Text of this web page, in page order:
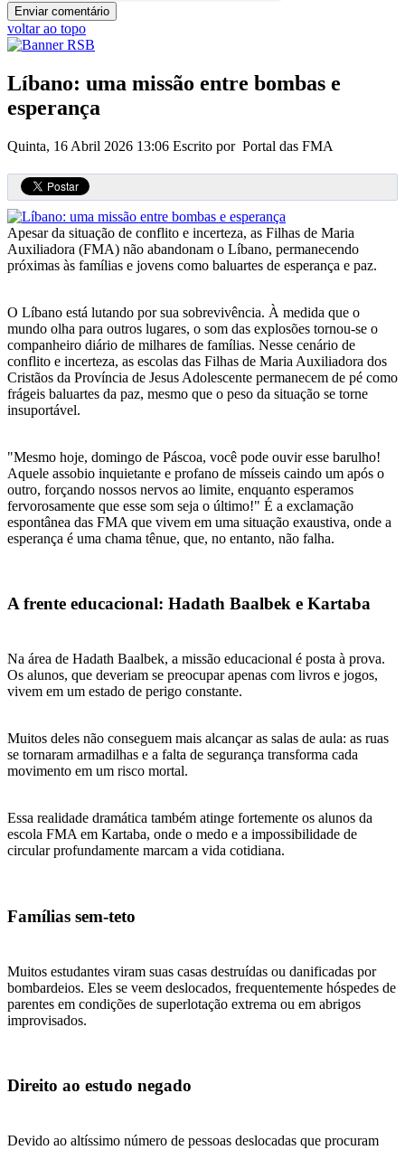
voltar ao topo
Líbano: uma missão entre bombas e
esperança
Quinta, 16 Abril 2026 13:06 Escrito por Portal das FMA
Apesar da situação de conflito e incerteza, as Filhas de Maria
Auxiliadora (FMA) não abandonam o Líbano, permanecendo
próximas às famílias e jovens como baluartes de esperança e paz.
O Líbano está lutando por sua sobrevivência. À medida que o
mundo olha para outros lugares, o som das explosões tornou-se o
companheiro diário de milhares de famílias. Nesse cenário de
conflito e incerteza, as escolas das Filhas de Maria Auxiliadora dos
Cristãos da Província de Jesus Adolescente permanecem de pé como
frágeis baluartes da paz, mesmo que o peso da situação se torne
insuportável.
"Mesmo hoje, domingo de Páscoa, você pode ouvir esse barulho!
Aquele assobio inquietante e profano de mísseis caindo um após o
outro, forçando nossos nervos ao limite, enquanto esperamos
fervorosamente que esse som seja o último!" É a exclamação
espontânea das FMA que vivem em uma situação exaustiva, onde a
esperança é uma chama tênue, que, no entanto, não falha.
A frente educacional: Hadath Baalbek e Kartaba
Na área de Hadath Baalbek, a missão educacional é posta à prova.
Os alunos, que deveriam se preocupar apenas com livros e jogos,
vivem em um estado de perigo constante.
Muitos deles não conseguem mais alcançar as salas de aula: as ruas
se tornaram armadilhas e a falta de segurança transforma cada
movimento em um risco mortal.
Essa realidade dramática também atinge fortemente os alunos da
escola FMA em Kartaba, onde o medo e a impossibilidade de
circular profundamente marcam a vida cotidiana.
Famílias sem-teto
Muitos estudantes viram suas casas destruídas ou danificadas por
bombardeios. Eles se veem deslocados, frequentemente hóspedes de
parentes em condições de superlotação extrema ou em abrigos
improvisados.
Direito ao estudo negado
Devido ao altíssimo número de pessoas deslocadas que procuram